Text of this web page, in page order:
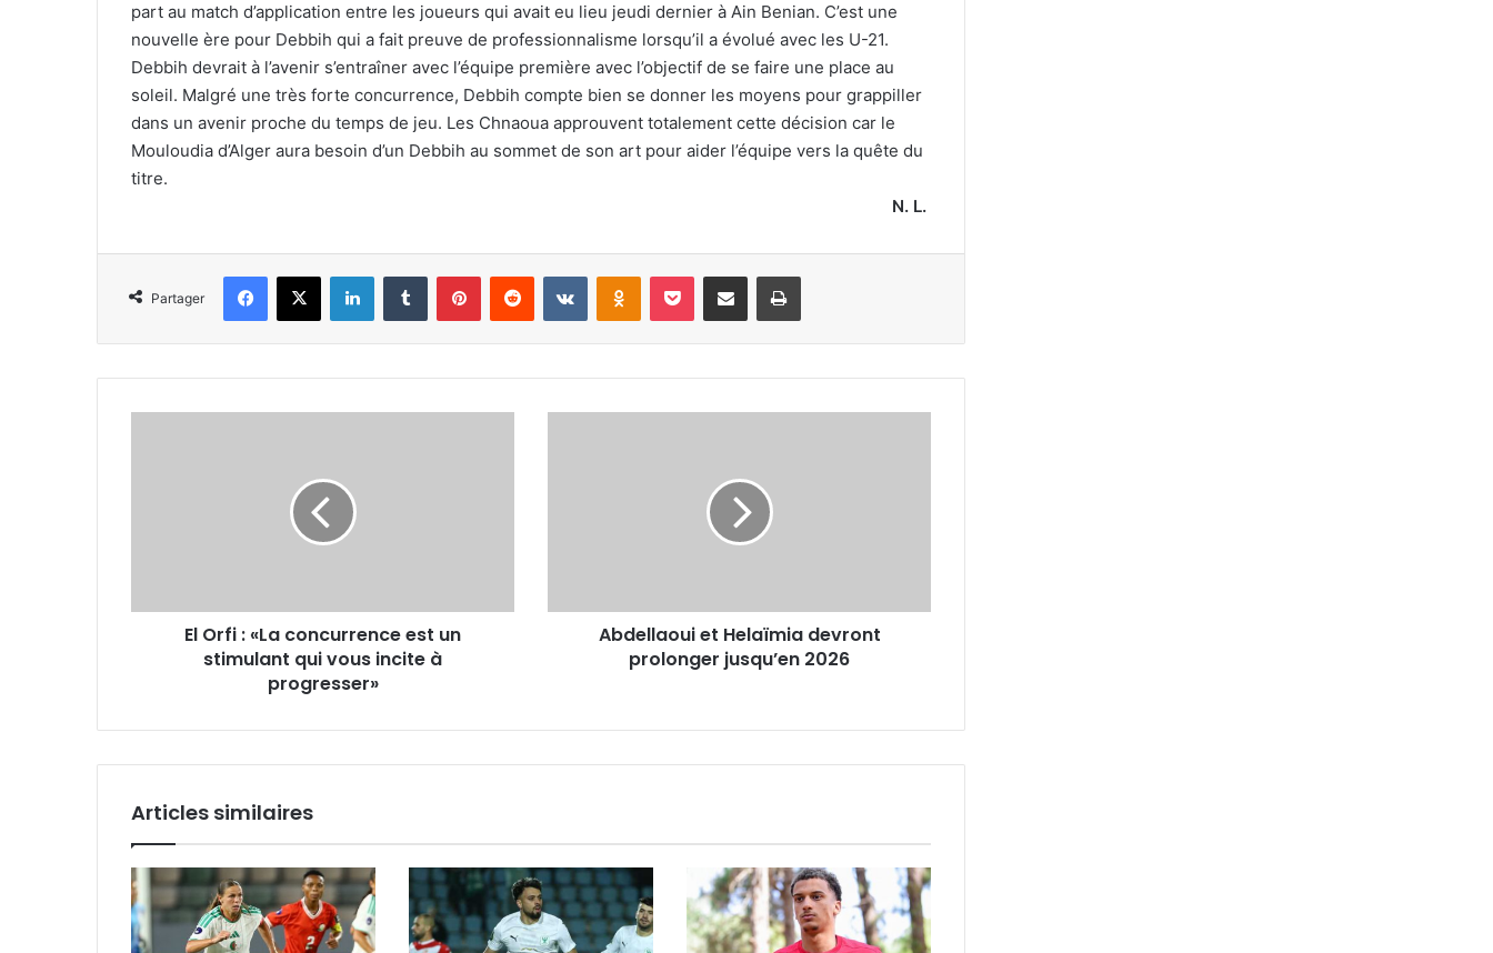
part au match d’application entre les joueurs qui avait eu lieu jeudi dernier à Ain Benian. C’est une
nouvelle ère pour Debbih qui a fait preuve de professionnalisme lorsqu’il a évolué avec les U-21.
Debbih devrait à l’avenir s’entraîner avec l’équipe première avec l’objectif de se faire une place au
soleil. Malgré une très forte concurrence, Debbih compte bien se donner les moyens pour grappiller
dans un avenir proche du temps de jeu. Les Chnaoua approuvent totalement cette décision car le
Mouloudia d’Alger aura besoin d’un Debbih au sommet de son art pour aider l’équipe vers la quête du
titre.
N. L.
Partager
Facebook
X LinkedinTumblr PinterestReddit VKontakteOdnoklassniki
Pocket Partager par email Imprimer
qui
El Orfi : «La concurrence est un
stimulant qui vous incite à
progresser»
Abdellaoui et Helaïmia devront
prolonger jusqu’en 2026
Articles similaires